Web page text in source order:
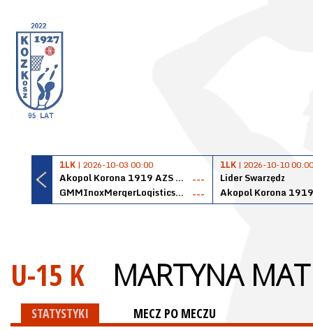
1LK | 2026-10-03 00:00
Akopol Korona 1919 AZS PK Kraków
---
GMMInoxMergerLogisticsPanteryŁańcut
---
1LK | 2026-10-10 00:00
Lider Swarzędz
U-15 K MARTYNA
STATYSTYKI MECZ PO MECZU